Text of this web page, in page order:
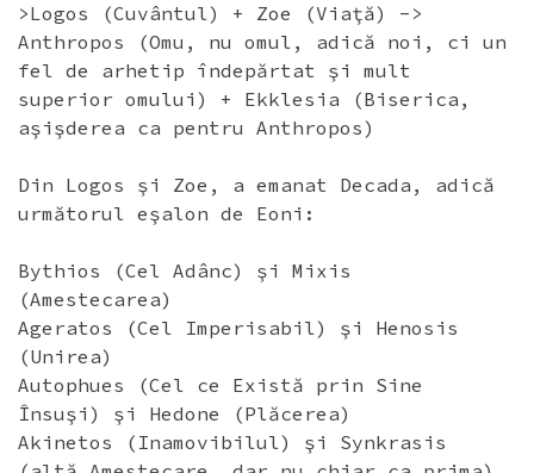
>Logos (Cuvântul) + Zoe (Viaţă) ->
Anthropos (Omu, nu omul, adică noi, ci un
fel de arhetip îndepărtat şi mult
superior omului) + Ekklesia (Biserica,
aşişderea ca pentru Anthropos)
Din Logos şi Zoe, a emanat Decada, adică
următorul eşalon de Eoni:
Bythios (Cel Adânc) şi Mixis
(Amestecarea)
Ageratos (Cel Imperisabil) şi Henosis
(Unirea)
Autophues (Cel ce Există prin Sine
Însuşi) şi Hedone (Plăcerea)
Akinetos (Inamovibilul) şi Synkrasis